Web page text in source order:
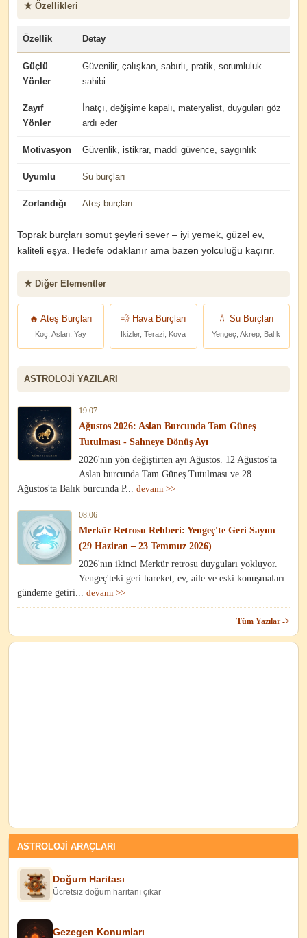
★ Özellikleri
Özellik Detay
Güçlü
Yönler
Güvenilir, çalışkan, sabırlı, pratik, sorumluluk
sahibi
Zayıf
Yönler
İnatçı, değişime kapalı, materyalist, duyguları göz
ardı eder
Motivasyon Güvenlik, istikrar, maddi güvence, saygınlık
Uyumlu Su burçları
Zorlandığı Ateş burçları
Toprak burçları somut şeyleri sever – iyi yemek, güzel ev,
kaliteli eşya. Hedefe odaklanır ama bazen yolculuğu kaçırır.
★ Diğer Elementler
🔥 Ateş Burçları
Koç, Aslan, Yay
💨 Hava Burçları
İkizler, Terazi, Kova
💧 Su Burçları
Yengeç, Akrep, Balık
ASTROLOJI YAZILARI
19.07
Ağustos 2026: Aslan Burcunda Tam Güneş
Tutulması - Sahneye Dönüş Ayı
2026'nın yön değiştirten ayı Ağustos. 12 Ağustos'ta
Aslan burcunda Tam Güneş Tutulması ve 28
Ağustos'ta Balık burcunda P... devamı >>
08.06
Merkür Retrosu Rehberi: Yengeç'te Geri Sayım
(29 Haziran – 23 Temmuz 2026)
2026'nın ikinci Merkür retrosu duyguları yokluyor.
Yengeç'teki geri hareket, ev, aile ve eski konuşmaları
gündeme getiri... devamı >>
Tüm Yazılar ->
ASTROLOJİ ARAÇLARI
Doğum Haritası
Ücretsiz doğum haritanı çıkar
Gezegen Konumları